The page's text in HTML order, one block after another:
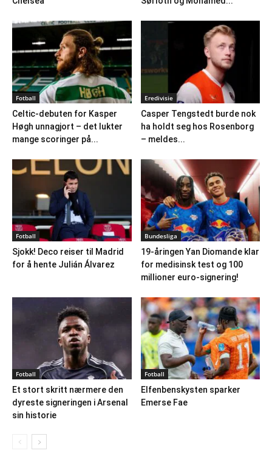
Fotball
Celtic-debuten for Kasper
Høgh unnagjort – det lukter
mange scoringer på...
Eredivisie
Casper Tengstedt burde nok
ha holdt seg hos Rosenborg
– meldes...
Fotball
Sjokk! Deco reiser til Madrid
for å hente Julián Álvarez
Bundesliga
19-åringen Yan Diomande klar
for medisinsk test og 100
millioner euro-signering!
Fotball
Et stort skritt nærmere den
dyreste signeringen i Arsenal
sin historie
Fotball
Elfenbenskysten sparker
Emerse Fae